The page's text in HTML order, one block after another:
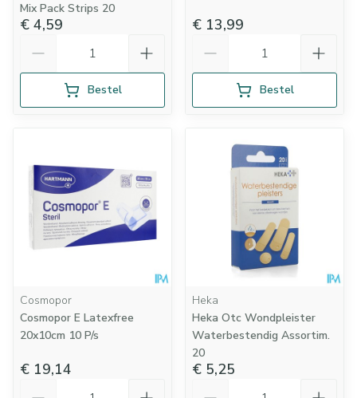
Mix Pack Strips 20
€ 4,59
Bestel
€ 13,99
Bestel
Cosmopor
Cosmopor E Latexfree
20x10cm 10 P/s
€ 19,14
Heka
Heka Otc Wondpleister
Waterbestendig Assortim.
20
€ 5,25